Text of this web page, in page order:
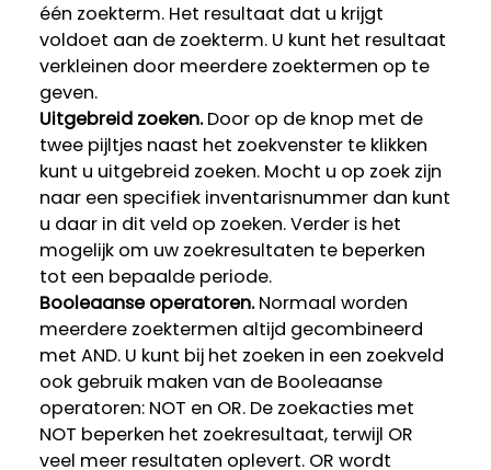
één zoekterm. Het resultaat dat u krijgt
voldoet aan de zoekterm. U kunt het resultaat
verkleinen door meerdere zoektermen op te
geven.
Uitgebreid zoeken.Door op de knop met de
twee pijltjes naast het zoekvenster te klikken
kunt u uitgebreid zoeken. Mocht u op zoek zijn
naar een specifiek inventarisnummer dan kunt
u daar in dit veld op zoeken. Verder is het
mogelijk om uw zoekresultaten te beperken
tot een bepaalde periode.
Booleaanse operatoren.Normaal worden
meerdere zoektermen altijd gecombineerd
met AND. U kunt bij het zoeken in een zoekveld
ook gebruik maken van de Booleaanse
operatoren: NOT en OR. De zoekacties met
NOT beperken het zoekresultaat, terwijl OR
veel meer resultaten oplevert. OR wordt